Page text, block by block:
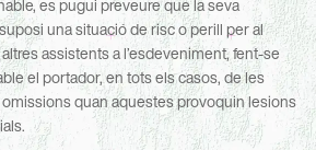
es pugui preveure que la seva
una situació de risc o perill per al
assistents a l’esdeveniment, fent-se
el portador, en tots els casos, de les
quan aquestes provoquin lesions